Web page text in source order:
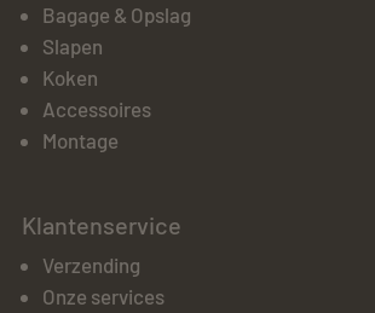
Bagage & Opslag
Slapen
Koken
Accessoires
Montage
Klantenservice
Verzending
Onze services